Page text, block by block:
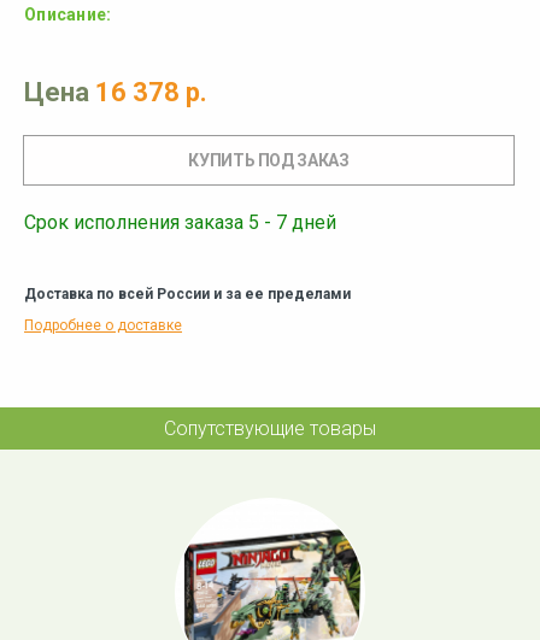
Описание:
Цена 16 378 р.
Срок исполнения заказа 5 - 7 дней
Доставка по всей России и за ее пределами
Подробнее о доставке
Сопутствующие товары